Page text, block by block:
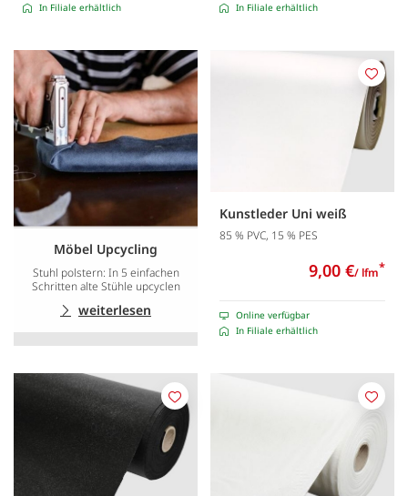
In Filiale erhältlich
In Filiale erhältlich
Möbel Upcycling
Stuhl polstern: In 5 einfachen
Schritten alte Stühle upcyclen
weiterlesen
Kunstleder Uni weiß
85 % PVC, 15 % PES
9,00 €/ lfm*
Online verfügbar
In Filiale erhältlich
Merken